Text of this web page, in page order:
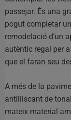
passejar. És una
pogut completar
remodelació d’un
autèntic regal per
que el faran seu
A més de la
antilliscant de
mateix material